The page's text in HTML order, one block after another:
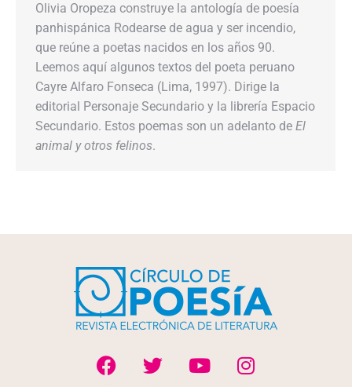
Olivia Oropeza construye la antología de poesía
panhispánica Rodearse de agua y ser incendio,
que reúne a poetas nacidos en los años 90.
Leemos aquí algunos textos del poeta peruano
Cayre Alfaro Fonseca (Lima, 1997). Dirige la
editorial Personaje Secundario y la librería Espacio
Secundario. Estos poemas son un adelanto de El
animal y otros felinos.